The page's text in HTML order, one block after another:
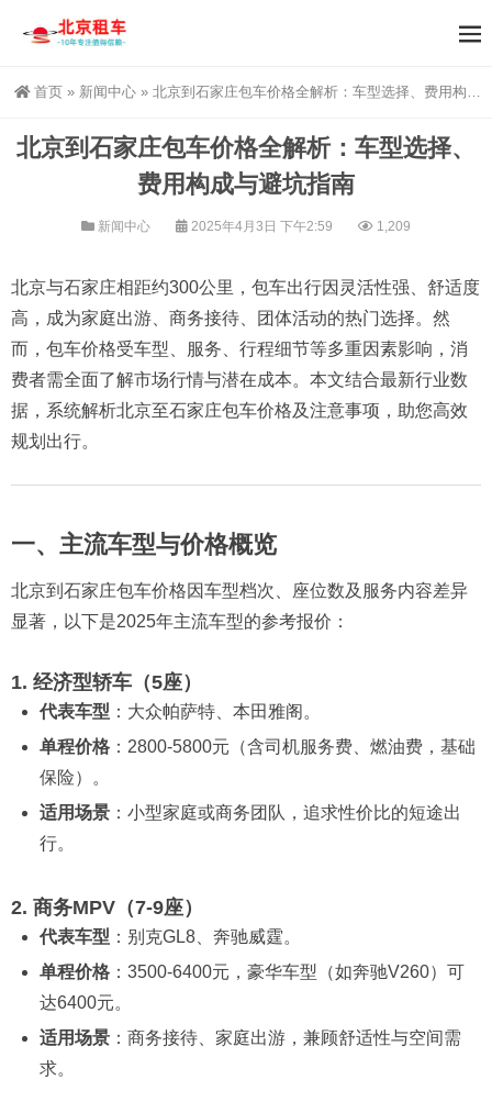
首页 » 新闻中心 » 北京到石家庄包车价格全解析：车型选择、费用构成与避坑指南
北京到石家庄包车价格全解析：车型选择、
费用构成与避坑指南
新闻中心 2025年4月3日 下午2:59 1,209
北京与石家庄相距约300公里，包车出行因灵活性强、舒适度
高，成为家庭出游、商务接待、团体活动的热门选择。然
而，包车价格受车型、服务、行程细节等多重因素影响，消
费者需全面了解市场行情与潜在成本。本文结合最新行业数
据，系统解析北京至石家庄包车价格及注意事项，助您高效
规划出行。
一、主流车型与价格概览
北京到石家庄包车价格因车型档次、座位数及服务内容差异
显著，以下是2025年主流车型的参考报价：
1. 经济型轿车（5座）
代表车型 ：大众帕萨特、本田雅阁。
单程价格：2800-5800元（含司机服务费、燃油费，基础
保险）。
适用场景：小型家庭或商务团队，追求性价比的短途出
行。
2. 商务MPV（7-9座）
代表车型 ：别克GL8、奔驰威霆。
单程价格：3500-6400元，豪华车型（如奔驰V260）可
达6400元。
适用场景：商务接待、家庭出游，兼顾舒适性与空间需
求。